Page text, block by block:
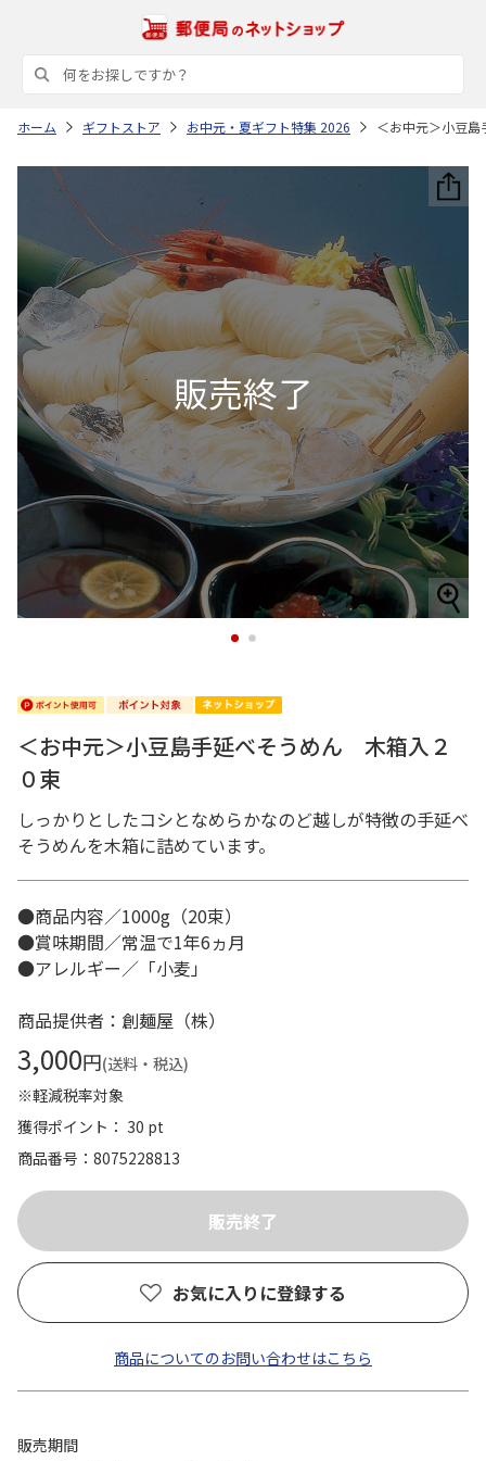
ホーム ギフトストア お中元・夏ギフト特集 2026 ＜お中元＞小豆
1 2
＜お中元＞小豆島手延べそうめん 木箱入２
０束
しっかりとしたコシとなめらかなのど越しが特徴の手延べ
そうめんを木箱に詰めています。
●商品内容／1000g（20束）
●賞味期間／常温で1年6ヵ月
●アレルギー／「小麦」
商品提供者：創麺屋（株）
3,000円(送料・税込)
※軽減税率対象
獲得ポイント： 30 pt
商品番号
8075228813
お気に入りに登録する
商品についてのお問い合わせはこちら
販売期間